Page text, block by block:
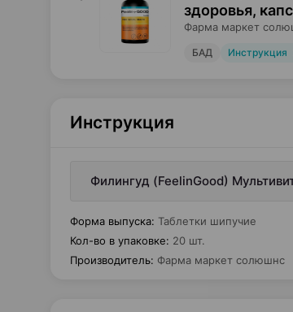
здоровья,
Фарма маркет
БАД Инструкция
Инструкция
Филингуд (FeelinGood)
Форма выпуска: Таблетки шипучие
Кол-во в упаковке: 20 шт.
Производитель: Фарма маркет солюшнс